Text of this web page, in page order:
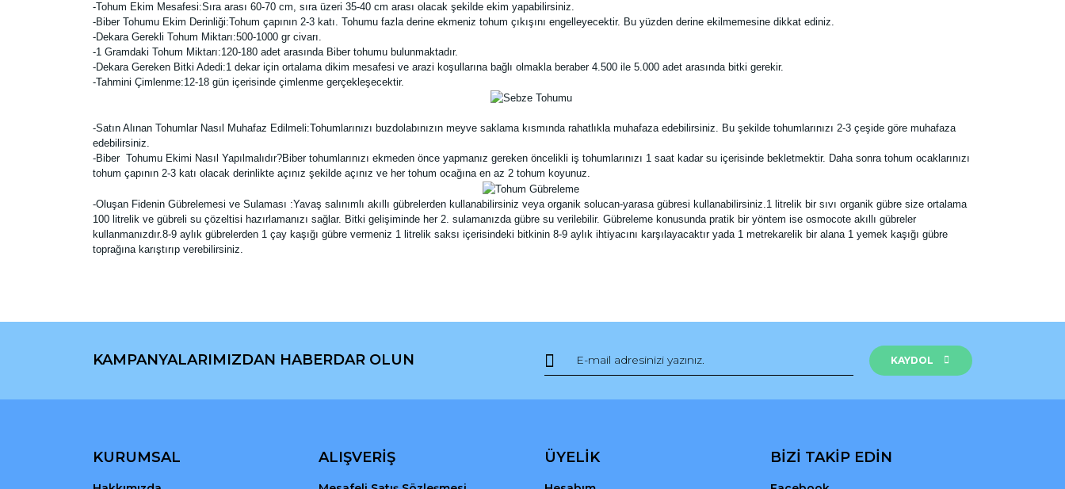
-Tohum Ekim Mesafesi:Sıra arası 60-70 cm, sıra üzeri 35-40 cm arası olacak şekilde ekim yapabilirsiniz.
-Biber Tohumu Ekim Derinliği:Tohum çapının 2-3 katı. Tohumu fazla derine ekmeniz tohum çıkışını engelleyecektir. Bu yüzden derine ekilmemesine dikkat ediniz.
-Dekara Gerekli Tohum Miktarı:500-1000 gr civarı.
-1 Gramdaki Tohum Miktarı:120-180 adet arasında Biber tohumu bulunmaktadır.
-Dekara Gereken Bitki Adedi:1 dekar için ortalama dikim mesafesi ve arazi koşullarına bağlı olmakla beraber 4.500 ile 5.000 adet arasında bitki gerekir.
-Tahmini Çimlenme:12-18 gün içerisinde çimlenme gerçekleşecektir.
-Satın Alınan Tohumlar Nasıl Muhafaz Edilmeli:Tohumlarınızı buzdolabınızın meyve saklama kısmında rahatlıkla muhafaza edebilirsiniz. Bu şekilde tohumlarınızı 2-3 çeşide göre muhafaza
edebilirsiniz.
-Biber Tohumu Ekimi Nasıl Yapılmalıdır?Biber tohumlarınızı ekmeden önce yapmanız gereken öncelikli iş tohumlarınızı 1 saat kadar su içerisinde bekletmektir. Daha sonra tohum ocaklarınızı
tohum çapının 2-3 katı olacak derinlikte açınız şekilde açınız ve her tohum ocağına en az 2 tohum koyunuz.
-Oluşan Fidenin Gübrelemesi ve Sulaması :Yavaş salınımlı akıllı gübrelerden kullanabilirsiniz veya organik solucan-yarasa gübresi kullanabilirsiniz.1 litrelik bir sıvı organik gübre size ortalama
100 litrelik ve gübreli su çözeltisi hazırlamanızı sağlar. Bitki gelişiminde her 2. sulamanızda gübre su verilebilir. Gübreleme konusunda pratik bir yöntem ise osmocote akıllı gübreler
kullanmanızdır.8-9 aylık gübrelerden 1 çay kaşığı gübre vermeniz 1 litrelik saksı içerisindeki bitkinin 8-9 aylık ihtiyacını karşılayacaktır yada 1 metrekarelik bir alana 1 yemek kaşığı gübre
toprağına karıştırıp verebilirsiniz.
Yorum Yaz
Görüş ve önerileriniz için teşekkür ederiz.
Ürün resmi kalitesiz, bozuk veya görüntülenemiyor.
KAMPANYALARIMIZDAN HABERDAR OLUN KAYDOL
KURUMSAL ALIŞVERİŞ ÜYELİK BİZİ TAKİP EDİN